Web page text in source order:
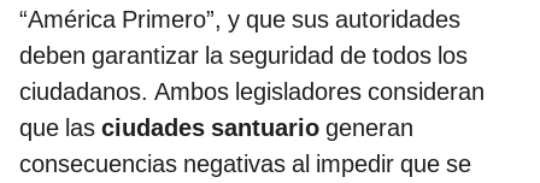
“América Primero”, y que sus autoridades
deben garantizar la seguridad de todos los
ciudadanos. Ambos legisladores consideran
que las ciudades santuario generan
consecuencias negativas al impedir que se